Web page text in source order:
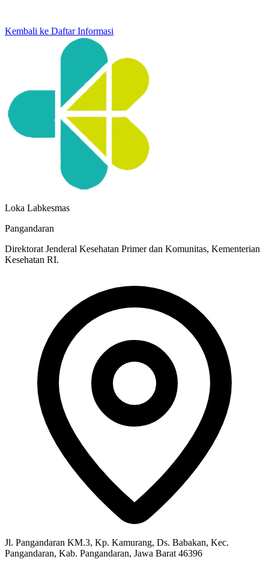
Kembali ke Daftar Informasi
Loka Labkesmas
Pangandaran
Direktorat Jenderal Kesehatan Primer dan Komunitas, Kementerian
Kesehatan RI.
Jl. Pangandaran KM.3, Kp. Kamurang, Ds. Babakan, Kec.
Pangandaran, Kab. Pangandaran, Jawa Barat 46396